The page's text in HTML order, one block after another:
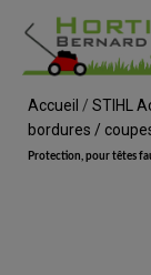
Accueil / STIHL
bordures /
Protection, pour têtes